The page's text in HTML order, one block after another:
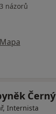
názorů
Mapa
Černý
Internista